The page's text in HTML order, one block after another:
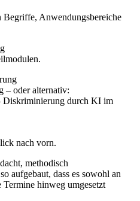
Anwendungsbereiche
– oder alternativ:
durch KI im
nach vorn.
methodisch
aufgebaut, dass es sowohl an
Termine hinweg umgesetzt